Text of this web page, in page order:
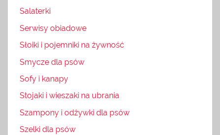
Salaterki
Serwisy obiadowe
Słoiki i pojemniki na żywność
Smycze dla psów
Sofy i kanapy
Stojaki i wieszaki na ubrania
Szampony i odżywki dla psów
Szelki dla psów